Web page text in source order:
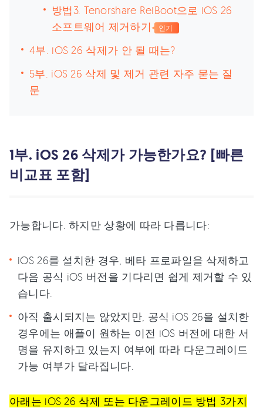
방법3. Tenorshare ReiBoot으로 iOS 26
소프트웨어 제거하기
인기
4부. iOS 26 삭제가 안 될 때는?
5부. iOS 26 삭제 및 제거 관련 자주 묻는 질
문
1부. iOS 26 삭제가 가능한가요? [빠른
비교표 포함]
가능합니다. 하지만 상황에 따라 다릅니다:
iOS 26를 설치한 경우, 베타 프로파일을 삭제하고
다음 공식 iOS 버전을 기다리면 쉽게 제거할 수 있
습니다.
아직 출시되지는 않았지만, 공식 iOS 26을 설치한
경우에는 애플이 원하는 이전 iOS 버전에 대한 서
명을 유지하고 있는지 여부에 따라 다운그레이드
가능 여부가 달라집니다.
아래는 iOS 26 삭제 또는 다운그레이드 방법 3가지